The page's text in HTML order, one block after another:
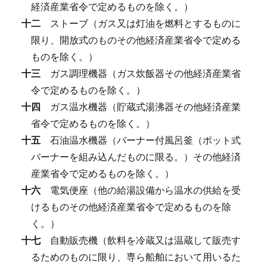
経済産業省令で定めるものを除く。）
十二 ストーブ（ガス又は灯油を燃料とするものに
限り、開放式のものその他経済産業省令で定める
ものを除く。）
十三 ガス調理機器（ガス炊飯器その他経済産業省
令で定めるものを除く。）
十四 ガス温水機器（貯蔵式湯沸器その他経済産業
省令で定めるものを除く。）
十五 石油温水機器（バーナー付風呂釜（ポット式
バーナーを組み込んだものに限る。）その他経済
産業省令で定めるものを除く。）
十六 電気便座（他の給湯設備から温水の供給を受
けるものその他経済産業省令で定めるものを除
く。）
十七 自動販売機（飲料を冷蔵又は温蔵して販売す
るためのものに限り、専ら船舶において用いるた